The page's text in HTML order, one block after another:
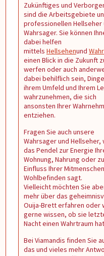
Zukünftiges und
sind die Arbeitsgebiete
professionellen Hellseher
Wahrsager. Sie können
dabei helfen
mittels Hellsehenund
einen Blick in die Zukunft
werfen oder auch
dabei behilflich sein,
ihrem Umfeld und Ihrem
wahrzunehmen, die sich
ansonsten Ihrer
entziehen.
Fragen Sie auch unsere
Wahrsager und Hellseher,
das Pendel zur Energie
Wohnung, Nahrung oder
Einfluss Ihrer
Wohlbefinden sagt.
Vielleicht möchten Sie
mehr über das
Ouija-Brett erfahren oder
gerne wissen, ob sie
Nacht einen Wahrtraum
Bei Viamandis finden Sie
das und vieles mehr